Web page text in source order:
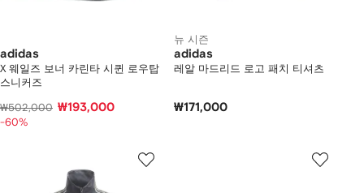
adidas
X 웨일즈 보너 카린타 시퀸 로우탑
스니커즈
₩502,000 ₩193,000
-60%
뉴 시즌
adidas
레알 마드리드 로고 패치 티셔츠
₩171,000